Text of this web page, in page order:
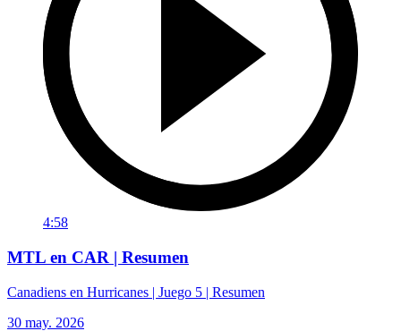
4:58
MTL en CAR | Resumen
Canadiens en Hurricanes | Juego 5 | Resumen
30 may. 2026